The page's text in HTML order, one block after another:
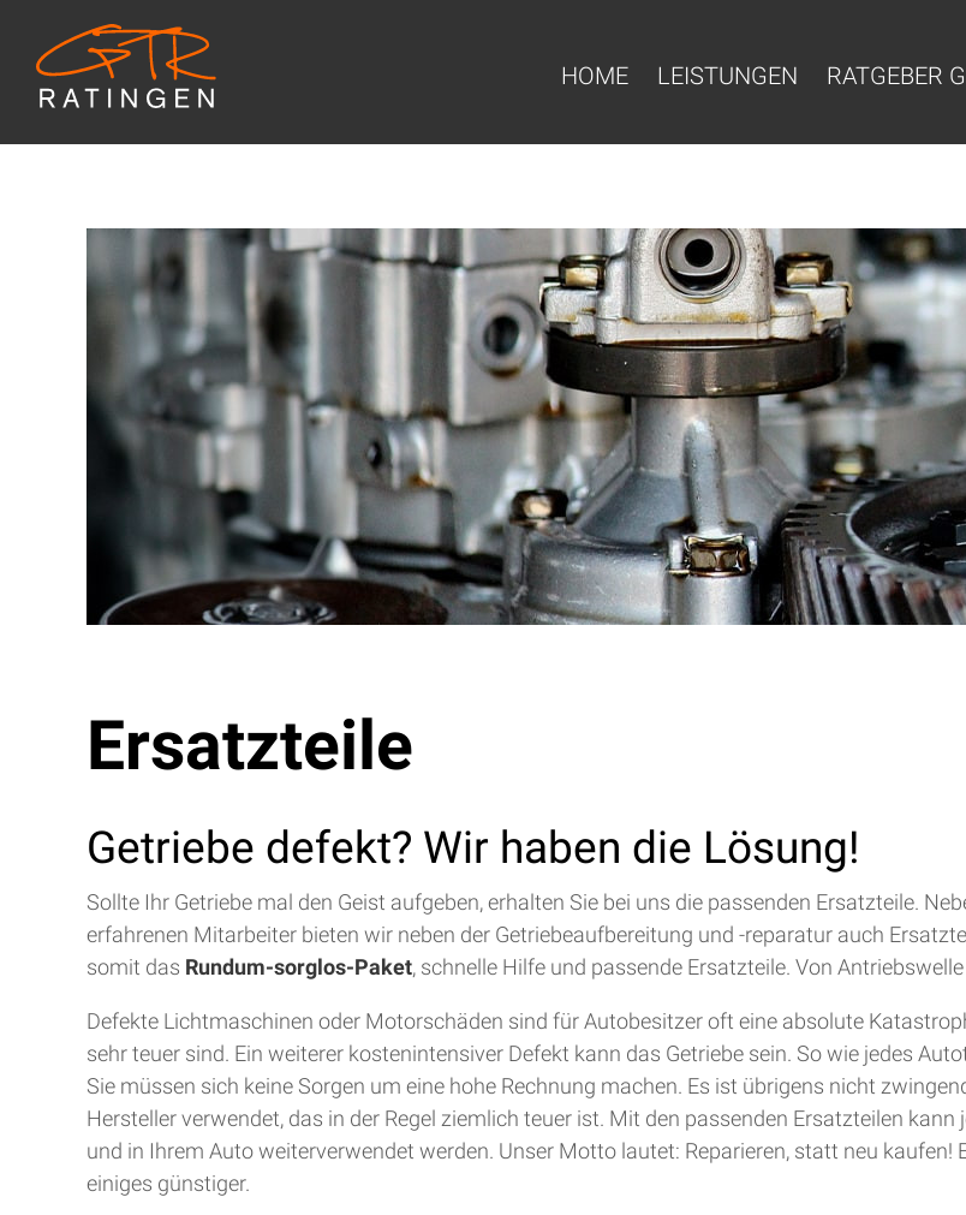
HOME LEISTUNGEN RATGEBER
Ersatzteile
Getriebe defekt? Wir haben die Lösung!
Sollte Ihr Getriebe mal den Geist aufgeben, erhalten Sie bei uns die passenden Ersatzteile.
erfahrenen Mitarbeiter bieten wir neben der Getriebeaufbereitung und -reparatur auch
somit das Rundum-sorglos-Paket, schnelle Hilfe und passende Ersatzteile. Von
Defekte Lichtmaschinen oder Motorschäden sind für Autobesitzer oft eine absolute
sehr teuer sind. Ein weiterer kostenintensiver Defekt kann das Getriebe sein. So wie jedes
Sie müssen sich keine Sorgen um eine hohe Rechnung machen. Es ist übrigens nicht
Hersteller verwendet, das in der Regel ziemlich teuer ist. Mit den passenden Ersatzteilen
und in Ihrem Auto weiterverwendet werden. Unser Motto lautet: Reparieren, statt neu
einiges günstiger.